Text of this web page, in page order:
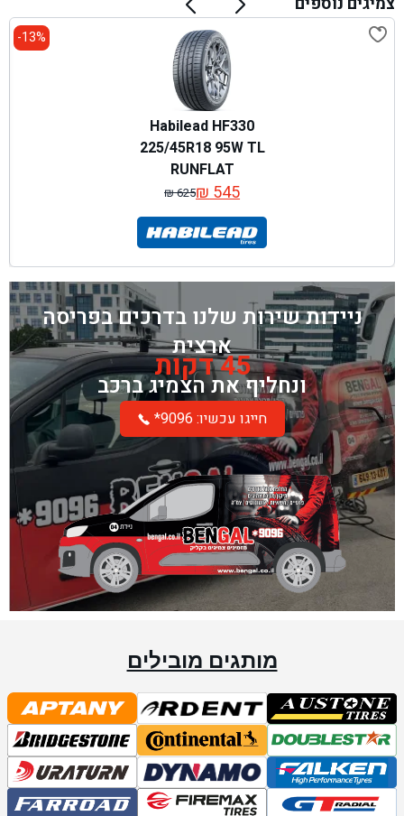
13%-
Habilead HF330
225/45R18 95W TL
RUNFLAT
₪625
המחיר
המקורי
היה:
₪ 625.
₪545 המחיר
הנוכחי
הוא:
₪ 545.
ניידות שירות שלנו בדרכים בפריסה
ארצית
45 דקות
ונחליף את הצמיג ברכב
*חייגו עכשיו: 9096
מותגים מובילים